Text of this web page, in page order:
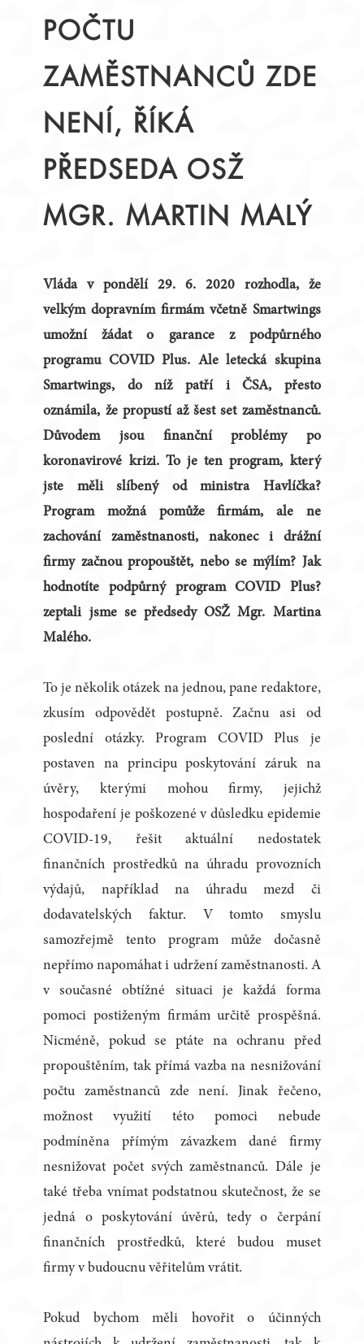
POČTU
ZAMĚSTNANCŮ ZDE
NENÍ, ŘÍKÁ
PŘEDSEDA OSŽ
MGR. MARTIN MALÝ
Vláda v pondělí 29. 6. 2020 rozhodla, že
velkým dopravním firmám včetně Smartwings
umožní žádat o garance z podpůrného
programu COVID Plus. Ale letecká skupina
Smartwings, do níž patří i ČSA, přesto
oznámila, že propustí až šest set zaměstnanců.
Důvodem jsou finanční problémy po
koronavirové krizi. To je ten program, který
jste měli slíbený od ministra Havlíčka?
Program možná pomůže firmám, ale ne
zachování zaměstnanosti, nakonec i drážní
firmy začnou propouštět, nebo se mýlím? Jak
hodnotíte podpůrný program COVID Plus?
zeptali jsme se předsedy OSŽ Mgr. Martina
Malého.
To je několik otázek na jednou, pane redaktore,
zkusím odpovědět postupně. Začnu asi od
poslední otázky. Program COVID Plus je
postaven na principu poskytování záruk na
úvěry, kterými mohou firmy, jejichž
hospodaření je poškozené v důsledku epidemie
COVID-19, řešit aktuální nedostatek
finančních prostředků na úhradu provozních
výdajů, například na úhradu mezd či
dodavatelských faktur. V tomto smyslu
samozřejmě tento program může dočasně
nepřímo napomáhat i udržení zaměstnanosti. A
v současné obtížné situaci je každá forma
pomoci postiženým firmám určitě prospěšná.
Nicméně, pokud se ptáte na ochranu před
propouštěním, tak přímá vazba na nesnižování
počtu zaměstnanců zde není. Jinak řečeno,
možnost využití této pomoci nebude
podmíněna přímým závazkem dané firmy
nesnižovat počet svých zaměstnanců. Dále je
také třeba vnímat podstatnou skutečnost, že se
jedná o poskytování úvěrů, tedy o čerpání
finančních prostředků, které budou muset
firmy v budoucnu věřitelům vrátit.
Pokud bychom měli hovořit o účinných